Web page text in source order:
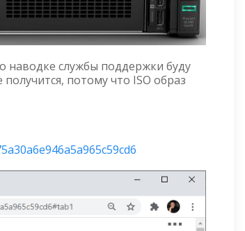
наводке службы поддержки буду
потому что ISO образ